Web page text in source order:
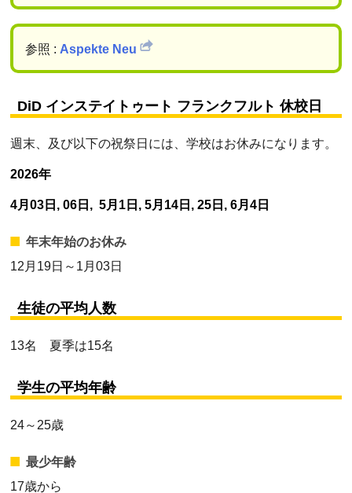
参照 : Aspekte Neu
DiD インステイトゥート フランクフルト 休校日
週末、及び以下の祝祭日には、学校はお休みになります。
2026年
4月03日, 06日, 5月1日, 5月14日, 25日, 6月4日
年末年始のお休み
12月19日～1月03日
生徒の平均人数
13名 夏季は15名
学生の平均年齢
24～25歳
最少年齢
17歳から